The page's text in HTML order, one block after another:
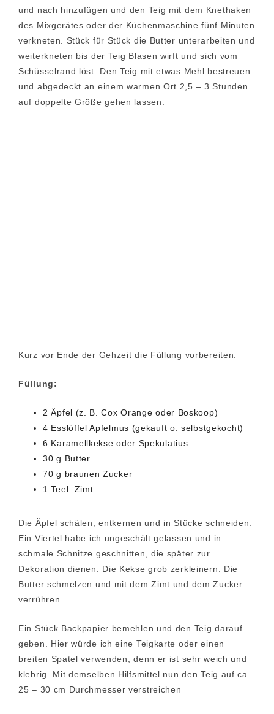
und nach hinzufügen und den Teig mit dem Knethaken
des Mixgerätes oder der Küchenmaschine fünf Minuten
verkneten. Stück für Stück die Butter unterarbeiten und
weiterkneten bis der Teig Blasen wirft und sich vom
Schüsselrand löst. Den Teig mit etwas Mehl bestreuen
und abgedeckt an einem warmen Ort 2,5 – 3 Stunden
auf doppelte Größe gehen lassen.
Kurz vor Ende der Gehzeit die Füllung vorbereiten.
Füllung:
2 Äpfel (z. B. Cox Orange oder Boskoop)
4 Esslöffel Apfelmus (gekauft o. selbstgekocht)
6 Karamellkekse oder Spekulatius
30 g Butter
70 g braunen Zucker
1 Teel. Zimt
Die Äpfel schälen, entkernen und in Stücke schneiden.
Ein Viertel habe ich ungeschält gelassen und in
schmale Schnitze geschnitten, die später zur
Dekoration dienen. Die Kekse grob zerkleinern. Die
Butter schmelzen und mit dem Zimt und dem Zucker
verrühren.
Ein Stück Backpapier bemehlen und den Teig darauf
geben. Hier würde ich eine Teigkarte oder einen
breiten Spatel verwenden, denn er ist sehr weich und
klebrig. Mit demselben Hilfsmittel nun den Teig auf ca.
25 – 30 cm Durchmesser verstreichen